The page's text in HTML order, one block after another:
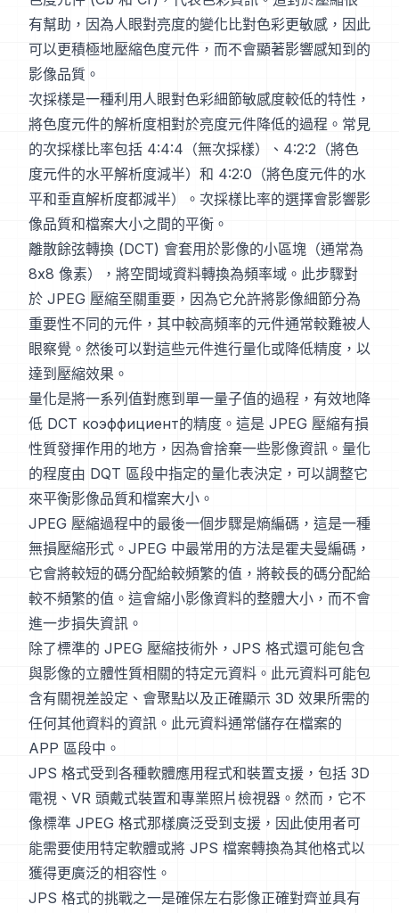
有幫助，因為人眼對亮度的變化比對色彩更敏感，因此
可以更積極地壓縮色度元件，而不會顯著影響感知到的
影像品質。
次採樣是一種利用人眼對色彩細節敏感度較低的特性，
將色度元件的解析度相對於亮度元件降低的過程。常見
的次採樣比率包括 4:4:4（無次採樣）、4:2:2（將色
度元件的水平解析度減半）和 4:2:0（將色度元件的水
平和垂直解析度都減半）。次採樣比率的選擇會影響影
像品質和檔案大小之間的平衡。
離散餘弦轉換 (DCT) 會套用於影像的小區塊（通常為
8x8 像素），將空間域資料轉換為頻率域。此步驟對
於 JPEG 壓縮至關重要，因為它允許將影像細節分為
重要性不同的元件，其中較高頻率的元件通常較難被人
眼察覺。然後可以對這些元件進行量化或降低精度，以
達到壓縮效果。
量化是將一系列值對應到單一量子值的過程，有效地降
低 DCT коэффициент的精度。這是 JPEG 壓縮有損
性質發揮作用的地方，因為會捨棄一些影像資訊。量化
的程度由 DQT 區段中指定的量化表決定，可以調整它
來平衡影像品質和檔案大小。
JPEG 壓縮過程中的最後一個步驟是熵編碼，這是一種
無損壓縮形式。JPEG 中最常用的方法是霍夫曼編碼，
它會將較短的碼分配給較頻繁的值，將較長的碼分配給
較不頻繁的值。這會縮小影像資料的整體大小，而不會
進一步損失資訊。
除了標準的 JPEG 壓縮技術外，JPS 格式還可能包含
與影像的立體性質相關的特定元資料。此元資料可能包
含有關視差設定、會聚點以及正確顯示 3D 效果所需的
任何其他資料的資訊。此元資料通常儲存在檔案的
APP 區段中。
JPS 格式受到各種軟體應用程式和裝置支援，包括 3D
電視、VR 頭戴式裝置和專業照片檢視器。然而，它不
像標準 JPEG 格式那樣廣泛受到支援，因此使用者可
能需要使用特定軟體或將 JPS 檔案轉換為其他格式以
獲得更廣泛的相容性。
JPS 格式的挑戰之一是確保左右影像正確對齊並具有